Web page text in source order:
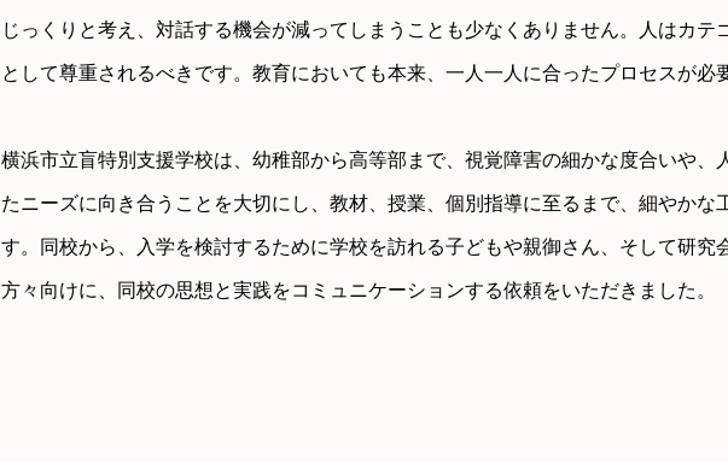
じっくりと考え、対話する機会が減ってしまうことも少なくありません。人はカテ
として尊重されるべきです。教育においても本来、一人一人に合ったプロセスが必
横浜市立盲特別支援学校は、幼稚部から高等部まで、視覚障害の細かな度合いや、
たニーズに向き合うことを大切にし、教材、授業、個別指導に至るまで、細やかな
す。同校から、入学を検討するために学校を訪れる子どもや親御さん、そして研究
方々向けに、同校の思想と実践をコミュニケーションする依頼をいただきました。